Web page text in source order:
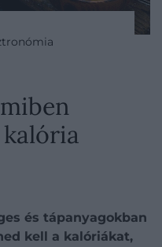
és tápanyagokban
kell a kalóriákat,